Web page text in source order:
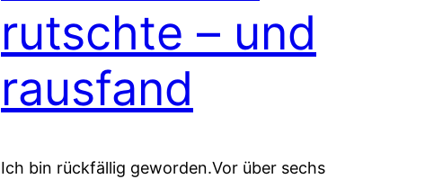
rutschte – und
rausfand
Ich bin rückfällig geworden.Vor über sechs